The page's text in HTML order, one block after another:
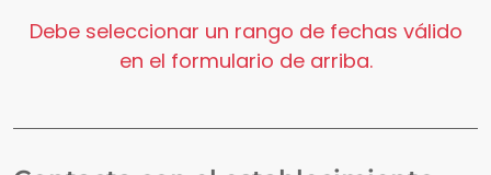
Debe seleccionar un rango de fechas válido
en el formulario de arriba.